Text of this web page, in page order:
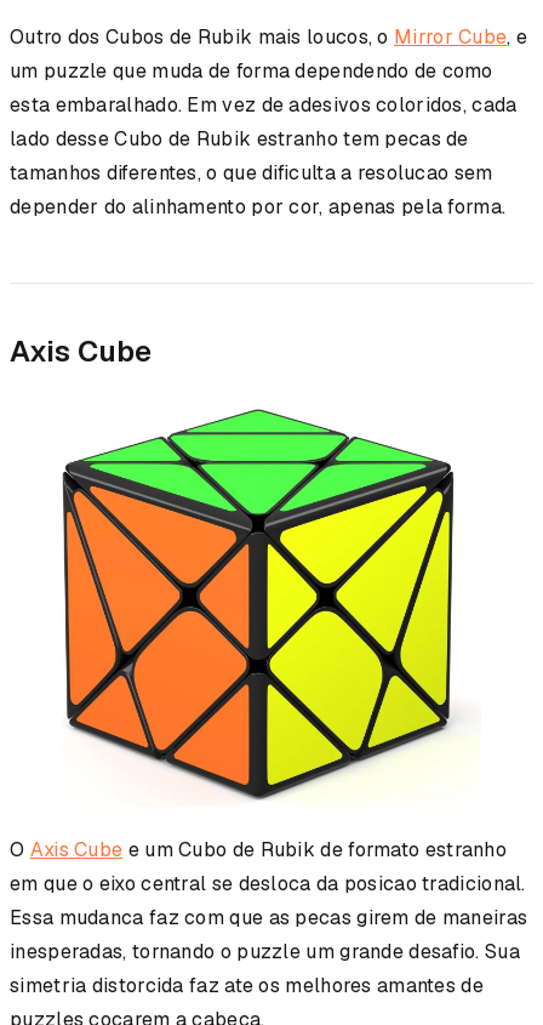
Outro dos Cubos de Rubik mais loucos, o Mirror Cube, e
um puzzle que muda de forma dependendo de como
esta embaralhado. Em vez de adesivos coloridos, cada
lado desse Cubo de Rubik estranho tem pecas de
tamanhos diferentes, o que dificulta a resolucao sem
depender do alinhamento por cor, apenas pela forma.
Axis Cube
O Axis Cube e um Cubo de Rubik de formato estranho
em que o eixo central se desloca da posicao tradicional.
Essa mudanca faz com que as pecas girem de maneiras
inesperadas, tornando o puzzle um grande desafio. Sua
simetria distorcida faz ate os melhores amantes de
puzzles cocarem a cabeca.